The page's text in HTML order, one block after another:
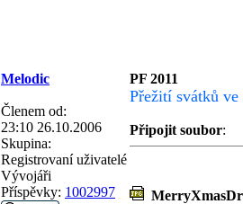
Melodic PF 2011
Členem od:
23:10 26.10.2006
Skupina:
Registrovaní uživatelé
Vývojáři
Příspěvky: 1002997
Přežití svátků
Připojit soubor: